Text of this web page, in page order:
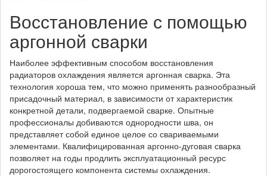
Восстановление с помощью
аргонной сварки
Наиболее эффективным способом восстановления
радиаторов охлаждения является аргонная сварка. Эта
технология хороша тем, что можно применять разнообразный
присадочный материал, в зависимости от характеристик
конкретной детали, подвергаемой сварке. Опытные
профессионалы добиваются однородности шва, он
представляет собой единое целое со свариваемыми
элементами. Квалифицированная аргонно-дуговая сварка
позволяет на годы продлить эксплуатационный ресурс
дорогостоящего компонента системы охлаждения.